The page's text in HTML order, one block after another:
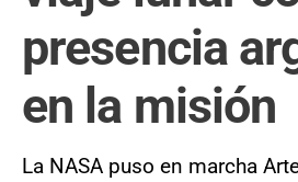
presencia
en la misión
La NASA puso en marcha